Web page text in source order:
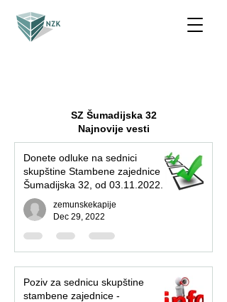
SZ Šumadijska 32
Najnovije vesti
Donete odluke na sednici
skupštine Stambene zajednice
Šumadijska 32, od 03.11.2022.
zemunskekapije
Dec 29, 2022
Poziv za sednicu skupštine
stambene zajednice -